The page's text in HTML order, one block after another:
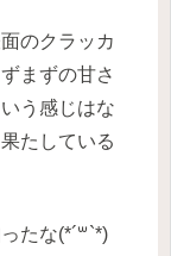
のクラッカ
まずの甘さ
う感じはな
たしている
たな(*´꒳`*)